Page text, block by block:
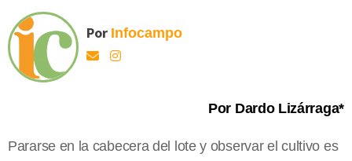
Por Infocampo
Por Dardo Lizárraga*
Pararse en la cabecera del lote y observar el cultivo es